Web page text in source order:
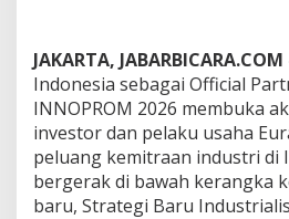
u
a
s
a
g
JAKARTA, JABARBICARA.COM
Indonesia sebagai Official
INNOPROM 2026 membuka
investor dan pelaku usaha
peluang kemitraan industri di
bergerak di bawah kerangka
baru, Strategi Baru